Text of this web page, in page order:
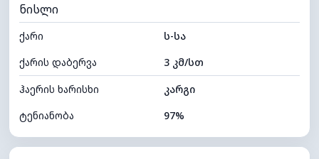
ხილვადობა
განათების ინდექსი 0 (ბნელი)
ღრუბლის სიმაღლე 4960 მ
ნისლი
ქარი
ს-სა
ქარის დაბერვა
3 კმ/სთ
ჰაერის ხარისხი
კარგი
ტენიანობა
97%